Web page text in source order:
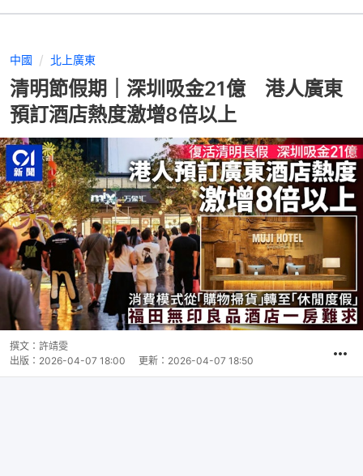
中國 北上廣東
清明節假期｜深圳吸金21億 港人廣東
預訂酒店熱度激增8倍以上
撰文： 許靖雯
出版： 2026-04-07 18:00 更新： 2026-04-07 18:50